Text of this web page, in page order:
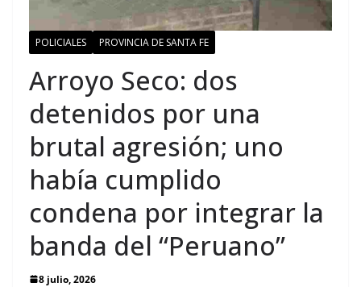
POLICIALES PROVINCIA DE SANTA FE
Arroyo Seco: dos
detenidos por una
brutal agresión; uno
había cumplido
condena por integrar la
banda del “Peruano”
8 julio, 2026